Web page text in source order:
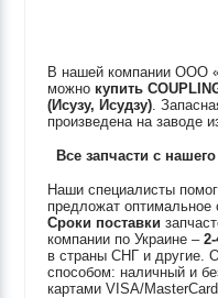
В нашей компании ООО
можно купить
(Исузу, Исудзу).
произведена на заводе
Все запчасти с
Наши специалисты
предложат оптимальное
Сроки поставки
компании по Украине –
в страны СНГ и другие.
способом: наличный и
картами VISA/